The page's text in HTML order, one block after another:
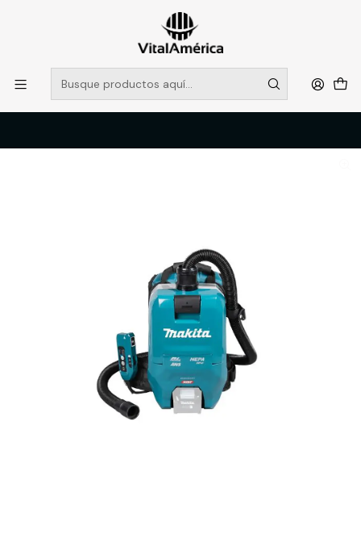
POR SISTEMA FRONTAL SOLO RETIROS EN TIENDA, DESDE
MUCHAS GRACIAS +569 5956 2237
Leer más
Inicio Catálogo FERRETERIA
EQUIPOS MAKITA
Aspiradora mochila/2Lt/18kPa/AWS/Hepa/BL/S-bat-carg
VC009GZ MAKITA